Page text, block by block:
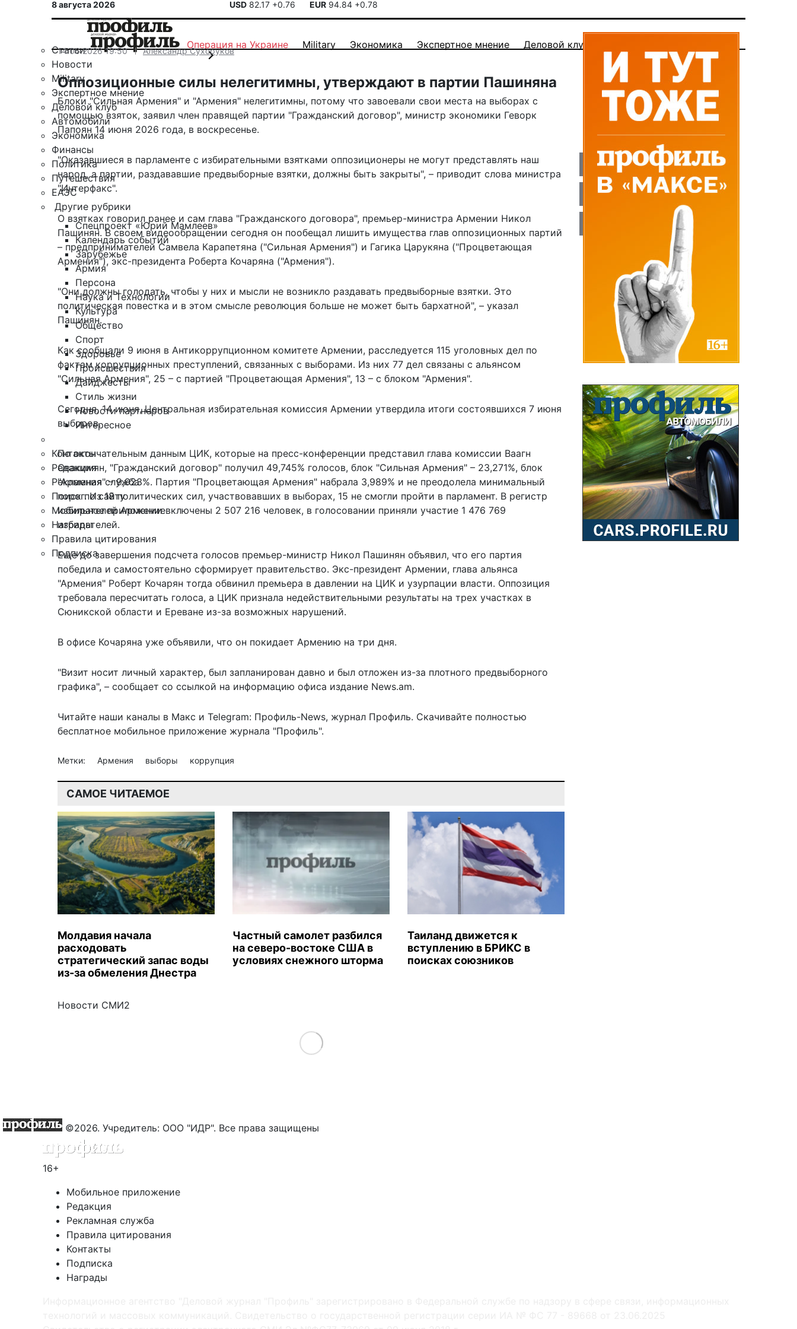
8 августа 2026 USD 82.17 +0.76 EUR 94.84 +0.78
Статьи
Новости
Military
Экспертное мнение
Деловой клуб
Автомобили
Экономика
Финансы
Политика
Путешествия
ЕАЭС
Другие рубрики
Спецпроект «Юрий Мамлеев»
Календарь событий
Зарубежье
Армия
Персона
Наука и Технологии
Культура
Общество
Спорт
Здоровье
Происшествия
Дайджесты
Стиль жизни
Новости партнеров
Интересное
Контакты
Редакция
Рекламная служба
Поиск по сайту
Мобильное приложение
Награды
Правила цитирования
Подписка
Операция на Украине Military Экономика Экспертное мнение Деловой клуб
14.06.2026 19:50 Александр Сухоруков
Оппозиционные силы нелегитимны, утверждают в партии Пашиняна
Блоки "Сильная Армения" и "Армения" нелегитимны, потому что завоевали свои места на выборах с
помощью взяток, заявил член правящей партии "Гражданский договор", министр экономики Геворк
Папоян 14 июня 2026 года, в воскресенье.
"Оказавшиеся в парламенте с избирательными взятками оппозиционеры не могут представлять наш
народ, а партии, раздававшие предвыборные взятки, должны быть закрыты", – приводит слова министра
"Интерфакс".
О взятках говорил ранее и сам глава "Гражданского договора", премьер-министра Армении Никол
Пашинян. В своем видеообращении сегодня он пообещал лишить имущества глав оппозиционных партий
– предпринимателей Самвела Карапетяна ("Сильная Армения") и Гагика Царукяна ("Процветающая
Армения"), экс-президента Роберта Кочаряна ("Армения").
"Они должны голодать, чтобы у них и мысли не возникло раздавать предвыборные взятки. Это
политическая повестка и в этом смысле революция больше не может быть бархатной", – указал
Пашинян.
Как сообщали 9 июня в Антикоррупционном комитете Армении, расследуется 115 уголовных дел по
фактам коррупционных преступлений, связанных с выборами. Из них 77 дел связаны с альянсом
"Сильная Армения", 25 – с партией "Процветающая Армения", 13 – с блоком "Армения".
Сегодня, 14 июня, Центральная избирательная комиссия Армении утвердила итоги состоявшихся 7 июня
выборов.
По окончательным данным ЦИК, которые на пресс-конференции представил глава комиссии Ваагн
Овакимян, "Гражданский договор" получил 49,745% голосов, блок "Сильная Армения" – 23,271%, блок
"Армения" – 9,923%. Партия "Процветающая Армения" набрала 3,989% и не преодолела минимальный
порог. Из 18 политических сил, участвовавших в выборах, 15 не смогли пройти в парламент. В регистр
избирателей Армении включены 2 507 216 человек, в голосовании приняли участие 1 476 769
избирателей.
Еще до завершения подсчета голосов премьер-министр Никол Пашинян объявил, что его партия
победила и самостоятельно сформирует правительство. Экс-президент Армении, глава альянса
"Армения" Роберт Кочарян тогда обвинил премьера в давлении на ЦИК и узурпации власти. Оппозиция
требовала пересчитать голоса, а ЦИК признала недействительными результаты на трех участках в
Сюникской области и Ереване из-за возможных нарушений.
В офисе Кочаряна уже объявили, что он покидает Армению на три дня.
"Визит носит личный характер, был запланирован давно и был отложен из-за плотного предвыборного
графика", – сообщает со ссылкой на информацию офиса издание News.am.
Читайте наши каналы в Макс и Telegram: Профиль-News, журнал Профиль. Скачивайте полностью
бесплатное мобильное приложение журнала "Профиль".
Метки: Армения выборы коррупция
САМОЕ ЧИТАЕМОЕ
Молдавия начала
расходовать
стратегический запас воды
из-за обмеления Днестра
Частный самолет разбился
на северо-востоке США в
условиях снежного шторма
Таиланд движется к
вступлению в БРИКС в
поисках союзников
Новости СМИ2
Load More
©2026. Учредитель: ООО "ИДР". Все права защищены
16+
Мобильное приложение
Редакция
Рекламная служба
Правила цитирования
Контакты
Подписка
Награды